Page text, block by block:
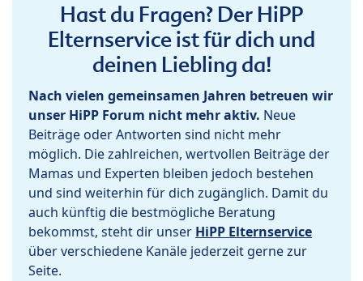
Hast du Fragen? Der HiPP
Elternservice ist für dich und
deinen Liebling da!
Nach vielen gemeinsamen Jahren betreuen wir
unser HiPP Forum nicht mehr aktiv. Neue
Beiträge oder Antworten sind nicht mehr
möglich. Die zahlreichen, wertvollen Beiträge der
Mamas und Experten bleiben jedoch bestehen
und sind weiterhin für dich zugänglich. Damit du
auch künftig die bestmögliche Beratung
bekommst, steht dir unser HiPP Elternservice
über verschiedene Kanäle jederzeit gerne zur
Seite.